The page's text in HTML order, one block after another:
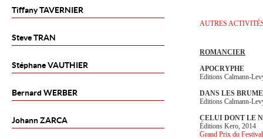
TiffanyTAVERNIER
SteveTRAN
StéphaneVAUTHIER
Bernard WERBER
JohannZARCA
AUTRES
ROMANCIER
APOCRYPHE
Editions Calmann-
DANS LES
Editions Calmann-
CELUI DONT LE
Éditions Kero, 2014
Grand Prix du